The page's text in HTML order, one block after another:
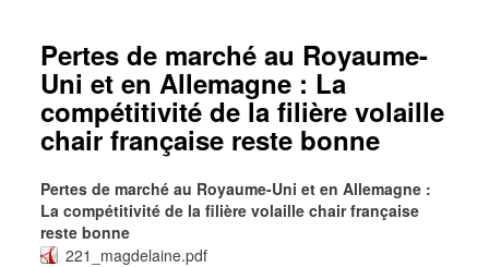
Pertes de marché au Royaume-
Uni et en Allemagne : La
compétitivité de la filière volaille
chair française reste bonne
Pertes de marché au Royaume-Uni et en Allemagne :
La compétitivité de la filière volaille chair française
reste bonne
221_magdelaine.pdf